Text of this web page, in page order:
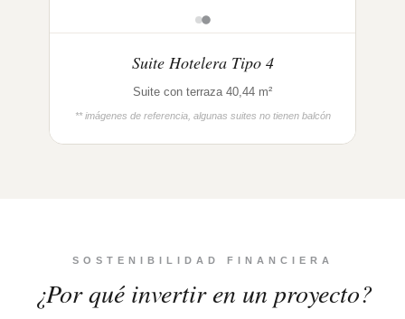
Suite Hotelera Tipo 4
Suite con terraza 40,44 m²
** imágenes de referencia, algunas suites no tienen balcón
SOSTENIBILIDAD FINANCIERA
¿Por qué invertir en un proyecto?